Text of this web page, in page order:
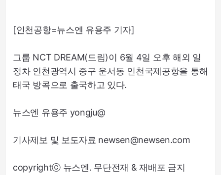
[인천공항=뉴스엔 유용주 기자]
그룹 NCT DREAM(드림)이 6월 4일 오후 해외 일
정차 인천광역시 중구 운서동 인천국제공항을 통해
태국 방콕으로 출국하고 있다.
뉴스엔 유용주 yongju@
기사제보 및 보도자료 newsen@newsen.com
copyrightⓒ 뉴스엔. 무단전재 & 재배포 금지